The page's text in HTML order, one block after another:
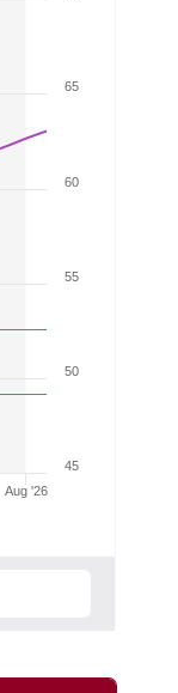
Aug '26
45
50
55
60
65